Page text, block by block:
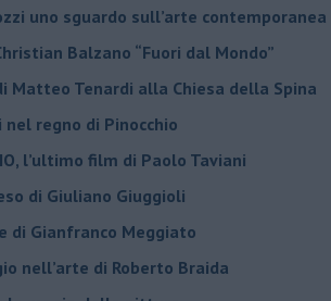
uno sguardo sull’arte contemporanea
Balzano “Fuori dal Mondo”
Matteo Tenardi alla Chiesa della Spina
regno di Pinocchio
l’ultimo film di Paolo Taviani
di Giuliano Giuggioli
di Gianfranco Meggiato
nell’arte di Roberto Braida